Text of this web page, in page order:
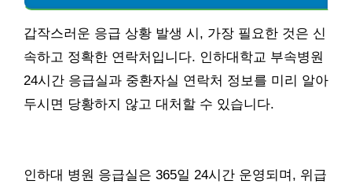
갑작스러운 응급 상황 발생 시, 가장 필요한 것은 신
속하고 정확한 연락처입니다. 인하대학교 부속병원
24시간 응급실과 중환자실 연락처 정보를 미리 알아
두시면 당황하지 않고 대처할 수 있습니다.
인하대 병원 응급실은 365일 24시간 운영되며, 위급